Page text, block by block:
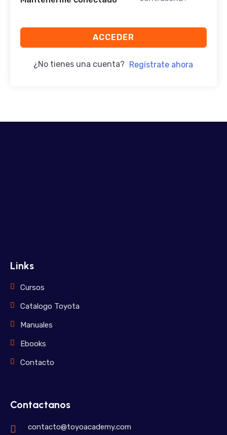
ACCEDER
¿No tienes una cuenta? Regístrate ahora
Links
Cursos
Catalogo Toyota
Manuales
Ebooks
Contacto
Contactanos
contacto@toyoacademy.com